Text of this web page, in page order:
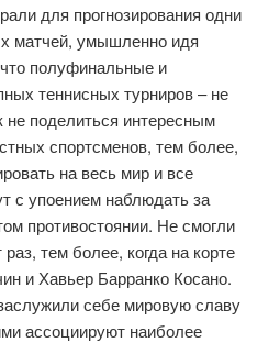
для прогнозирования одни
матчей, умышленно идя
полуфинальные и
теннисных турниров – не
не поделиться интересным
спортсменов, тем более,
на весь мир и все
с упоением наблюдать за
противостоянии. Не смогли
тем более, когда на корте
и Хавьер Барранко Косано.
себе мировую славу
ассоциируют наиболее